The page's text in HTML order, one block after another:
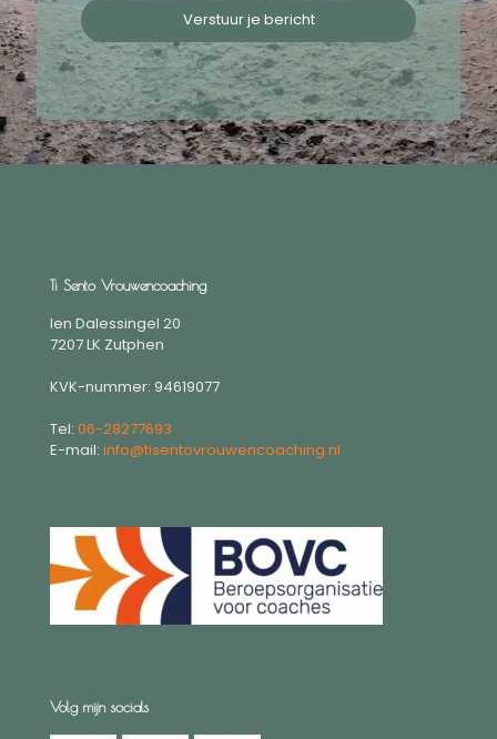
Ti Sento Vrouwencoaching
Ien Dalessingel 20
7207 LK Zutphen
KVK-nummer: 94619077
Tel: 06-28277693
E-mail: info@tisentovrouwencoaching.nl
Volg mijn socials